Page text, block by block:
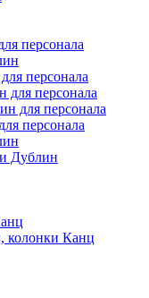
персонала
персонала
персонала
для персонала
персонала
Дублин
колонки Канц